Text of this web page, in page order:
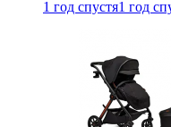
1 год спустя1 год